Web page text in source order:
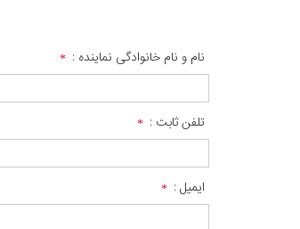
نام و نام خانوادگی نماینده :
تلفن ثابت :
ایمیل :